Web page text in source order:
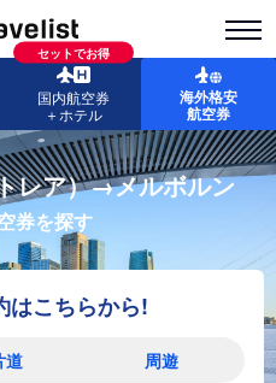
セットでお得
国内航空券
＋ホテル
海外格安
航空券
レア）→メルボルン
券を探す
はこちらから!
道 周遊